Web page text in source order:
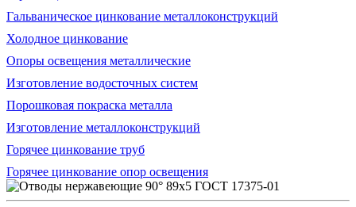
Гальваническое цинкование металлоконструкций
Холодное цинкование
Опоры освещения металлические
Изготовление водосточных систем
Порошковая покраска металла
Изготовление металлоконструкций
Горячее цинкование труб
Горячее цинкование опор освещения